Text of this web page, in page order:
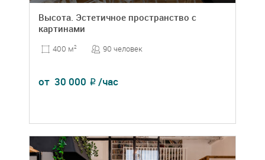
Высота. Эстетичное пространство с
картинами
400 м2 90 человек
от 30 000 ₽ /час